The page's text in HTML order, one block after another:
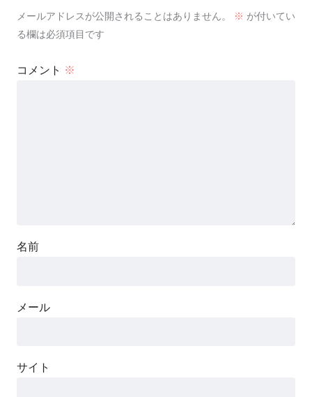
メールアドレスが公開されることはありません。 ※ が付いてい
る欄は必須項目です
コメント ※
名前
メール
サイト